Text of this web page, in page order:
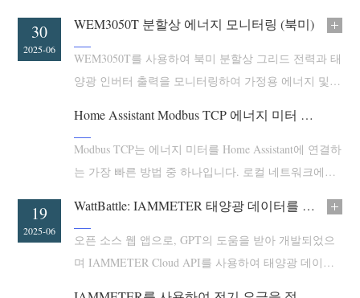
가상 계량기
에너지 예측 및 시뮬레이션 시스템
애플리케이션
태양광 PV 시스템 에너지 모니터
전기 사용량 모니터
PV 히터 제어 시스템
홈 자동화
공장 에너지 모니터링
스토어
리소스
문서
튜토리얼 비디오
기여자 센터
솔루션
문의
02
2025-07
WEM3050T 분할상 에너지 모니터링 (북미)
WEM3050T를 사용하여 북미 분할상 그리드 전력과 태
양광 인버터 출력을 모니터링하여 가정용 에너지 및
30
2025-06
Home Assistant Modbus TCP 에너지 미터 통합
Modbus TCP는 에너지 미터를 Home Assistant에 연결하
는 가장 빠른 방법 중 하나입니다. 로컬 네트워크에서
력 모니터링, 태양광 잉여 자동화, 부하 제어 및 Home
Assistant Energy Dashboard에 적합합니다.
25
2025-06
WattBattle: IAMMETER 태양광 데이터를 친구들과 비교할 수 있는 오픈 소스 웹 앱
오픈 소스 웹 앱으로, GPT의 도움을 받아 개발되었으
며 IAMMETER Cloud API를 사용하여 태양광 데이터
19
2025-06